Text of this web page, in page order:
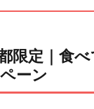
限定｜食べ
ーン